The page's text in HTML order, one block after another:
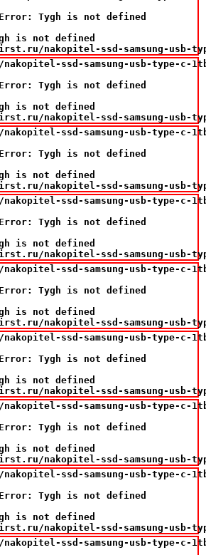
Tygh is not defined
is not defined
nakopitel-ssd-samsung-usb-
ssd-samsung-usb-type-c-1tb-
Tygh is not defined
is not defined
nakopitel-ssd-samsung-usb-
ssd-samsung-usb-type-c-1tb-
Tygh is not defined
is not defined
nakopitel-ssd-samsung-usb-
ssd-samsung-usb-type-c-1tb-
Tygh is not defined
is not defined
nakopitel-ssd-samsung-usb-
ssd-samsung-usb-type-c-1tb-
Tygh is not defined
is not defined
nakopitel-ssd-samsung-usb-
ssd-samsung-usb-type-c-1tb-
Tygh is not defined
is not defined
nakopitel-ssd-samsung-usb-
ssd-samsung-usb-type-c-1tb-
Tygh is not defined
is not defined
nakopitel-ssd-samsung-usb-
ssd-samsung-usb-type-c-1tb-
Tygh is not defined
is not defined
nakopitel-ssd-samsung-usb-
ssd-samsung-usb-type-c-1tb-